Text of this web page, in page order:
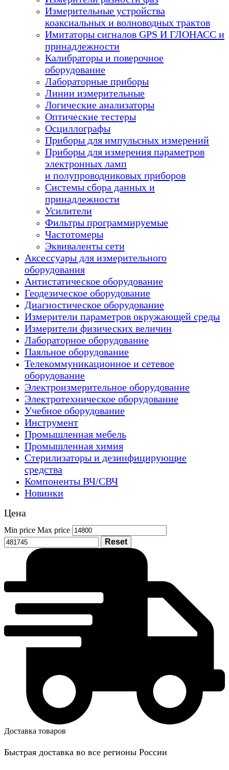
Измерительные устройства
коаксиальных и волноводных трактов
Имитаторы сигналов GPS И ГЛОНАСС и
принадлежности
Калибраторы и поверочное
оборудование
Лабораторные приборы
Линии измерительные
Логические анализаторы
Оптические тестеры
Осциллографы
Приборы для импульсных измерений
Приборы для измерения параметров
электронных ламп
и полупроводниковых приборов
Системы сбора данных и
принадлежности
Усилители
Фильтры программируемые
Частотомеры
Эквиваленты сети
Аксессуары для измерительного
оборудования
Антистатическое оборудование
Геодезическое оборудование
Диагностическое оборудование
Измерители параметров окружающей среды
Измерители физических величин
Лабораторное оборудование
Паяльное оборудование
Телекоммуникационное и сетевое
оборудование
Электроизмерительное оборудование
Электротехническое оборудование
Учебное оборудование
Инструмент
Промышленная мебель
Промышленная химия
Стерилизаторы и дезинфицирующие
средства
Компоненты ВЧ/СВЧ
Новинки
Цена
Min price Max price
Reset
Доставка товаров
Быстрая доставка во все регионы России